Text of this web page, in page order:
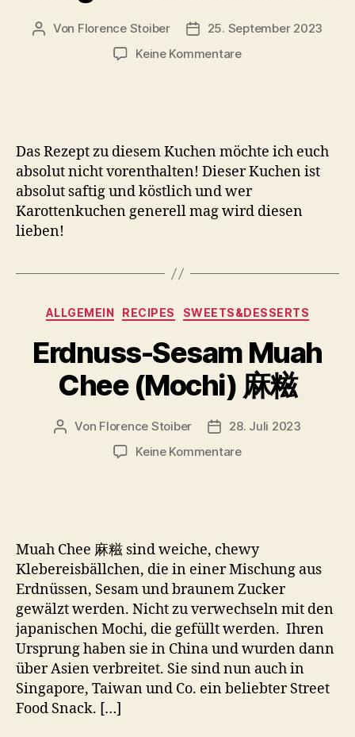
Beitragsautor
Von Florence Stoiber Veröffentlichungsdatum
25. September 2023
Keine Kommentarezu
Das Rezept zu diesem Kuchen möchte ich euch
absolut nicht vorenthalten! Dieser Kuchen ist
absolut saftig und köstlich und wer
Karottenkuchen generell mag wird diesen
lieben!
Kategorien
ALLGEMEIN RECIPES SWEETS&DESSERTS
Erdnuss-Sesam Muah
Chee (Mochi) 麻糍
Beitragsautor
Von Florence Stoiber Veröffentlichungsdatum
28. Juli 2023
Keine Kommentarezu
麻
糍
Muah Chee 麻糍 sind weiche, chewy
Klebereisbällchen, die in einer Mischung aus
Erdnüssen, Sesam und braunem Zucker
gewälzt werden. Nicht zu verwechseln mit den
japanischen Mochi, die gefüllt werden. Ihren
Ursprung haben sie in China und wurden dann
über Asien verbreitet. Sie sind nun auch in
Singapore, Taiwan und Co. ein beliebter Street
Food Snack. […]